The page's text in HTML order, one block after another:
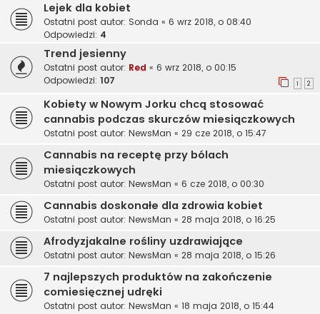
Lejek dla kobiet
Ostatni post autor: Sonda « 6 wrz 2018, o 08:40
Odpowiedzi: 4
Trend jesienny
Ostatni post autor: Red « 6 wrz 2018, o 00:15
Odpowiedzi: 107 1 2
Kobiety w Nowym Jorku chcą stosować
cannabis podczas skurczów miesiączkowych
Ostatni post autor: NewsMan « 29 cze 2018, o 15:47
Cannabis na receptę przy bólach
miesiączkowych
Ostatni post autor: NewsMan « 6 cze 2018, o 00:30
Cannabis doskonałe dla zdrowia kobiet
Ostatni post autor: NewsMan « 28 maja 2018, o 16:25
Afrodyzjakalne rośliny uzdrawiające
Ostatni post autor: NewsMan « 28 maja 2018, o 15:26
7 najlepszych produktów na zakończenie
comiesięcznej udręki
Ostatni post autor: NewsMan « 18 maja 2018, o 15:44